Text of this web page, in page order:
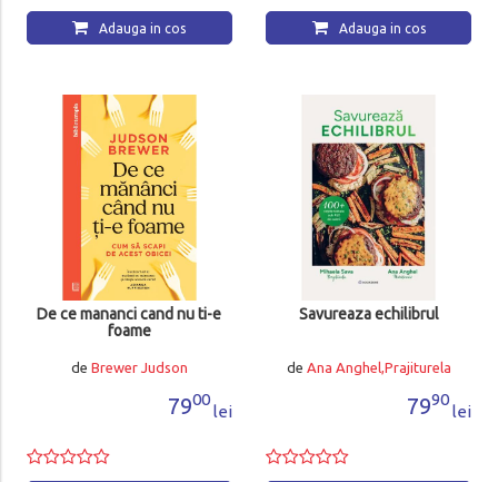
Adauga in cos Adauga in cos
De ce mananci cand nu ti-e
foame
de Brewer Judson
7900
lei
Savureaza echilibrul
de Ana Anghel,Prajiturela
7990
lei